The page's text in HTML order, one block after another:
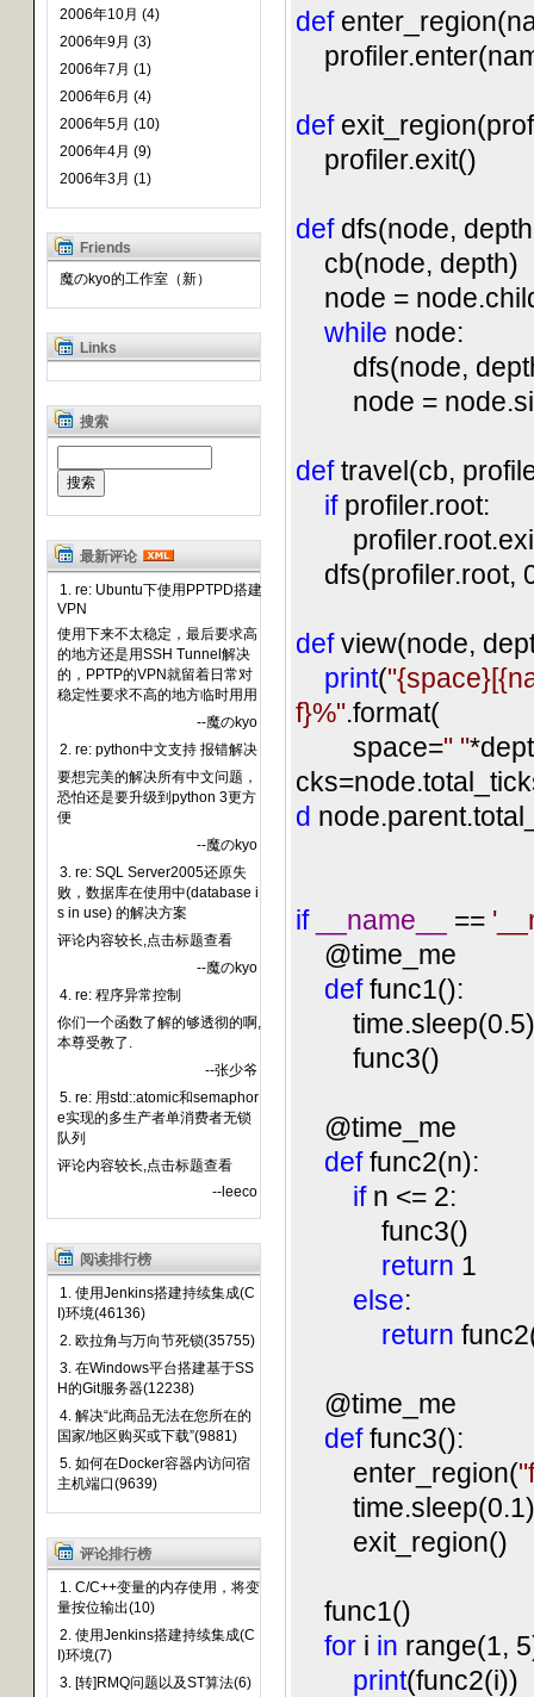
2006年10月 (4)
2006年9月 (3)
2006年7月 (1)
2006年6月 (4)
2006年5月 (10)
2006年4月 (9)
2006年3月 (1)
Friends
魔のkyo的工作室（新）
Links
搜索
最新评论
1. re: Ubuntu下使用PPTPD搭建
VPN
使用下来不太稳定，最后要求高
的地方还是用SSH Tunnel解决
的，PPTP的VPN就留着日常对
稳定性要求不高的地方临时用用
--魔のkyo
2. re: python中文支持 报错解决
要想完美的解决所有中文问题，
恐怕还是要升级到python 3更方
便
--魔のkyo
3. re: SQL Server2005还原失
败，数据库在使用中(database i
s in use) 的解决方案
评论内容较长,点击标题查看
--魔のkyo
4. re: 程序异常控制
你们一个函数了解的够透彻的啊,
本尊受教了.
--张少爷
5. re: 用std::atomic和semaphor
e实现的多生产者单消费者无锁
队列
评论内容较长,点击标题查看
--leeco
阅读排行榜
1. 使用Jenkins搭建持续集成(C
I)环境(46136)
2. 欧拉角与万向节死锁(35755)
3. 在Windows平台搭建基于SS
H的Git服务器(12238)
4. 解决“此商品无法在您所在的
国家/地区购买或下载”(9881)
5. 如何在Docker容器内访问宿
主机端口(9639)
评论排行榜
1. C/C++变量的内存使用，将变
量按位输出(10)
2. 使用Jenkins搭建持续集成(C
I)环境(7)
3. [转]RMQ问题以及ST算法(6)
def
def
profiler.exit()
defdfs(node,
cb(node, depth)
node =
while node:
dfs(node,
node =
deftravel(cb,
ifprofiler.root:
dfs(profiler.root,
defview(node,
print("
f}%".format(
space=" "
d
if __name__ == '
@time_me
deffunc1():
time.sleep(0.5)
func3()
@time_me
deffunc2(n):
ifn <= 2:
func3()
return 1
else:
return
@time_me
deffunc3():
enter_region("
time.sleep(0.1)
exit_region()
func1()
for i in range(1,
print(func2(i))